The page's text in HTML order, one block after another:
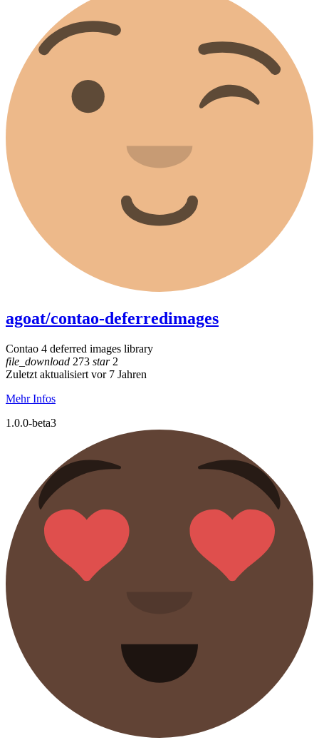
agoat/contao-deferredimages
Contao 4 deferred images library
file_download 273 star2
Zuletzt aktualisiert vor 7 Jahren
Mehr Infos
1.0.0-beta3